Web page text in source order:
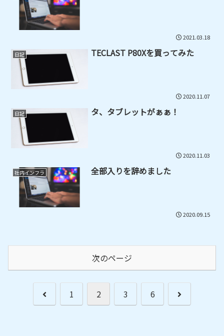
2021.03.18
日記 TECLAST P80Xを買ってみた
2020.11.07
日記 タ、タブレットがぁぁ！
2020.11.03
社内インフラ 全部入りを辞めました
2020.09.15
次のページ
前
1 2 3 6
次